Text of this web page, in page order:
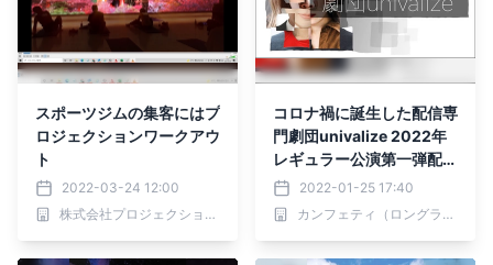
スポーツジムの集客にはプ
ロジェクションワークアウ
ト
2022-03-24 12:00
株式会社プロジェクションワークアウト
コロナ禍に誕生した配信専
門劇団univalize 2022年
レギュラー公演第一弾配信
決定 カンフェティでチケ
ット発売
2022-01-25 17:40
カンフェティ（ロングランプランニング株式会社）